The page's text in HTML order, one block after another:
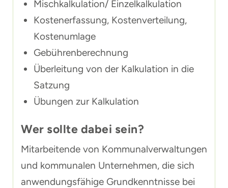
Mischkalkulation/ Einzelkalkulation
Kostenerfassung, Kostenverteilung,
Kostenumlage
Gebührenberechnung
Überleitung von der Kalkulation in die
Satzung
Übungen zur Kalkulation
Wer sollte dabei sein?
Mitarbeitende von Kommunalverwaltungen
und kommunalen Unternehmen, die sich
anwendungsfähige Grundkenntnisse bei